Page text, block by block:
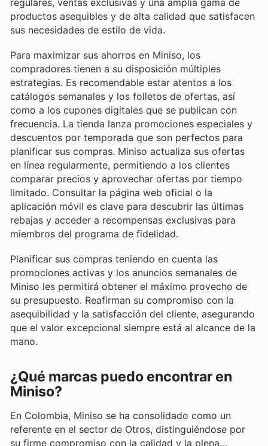
productos asequibles y de alta calidad que satisfacen
sus necesidades de estilo de vida.
Para maximizar sus ahorros en Miniso, los
compradores tienen a su disposición múltiples
estrategias. Es recomendable estar atentos a los
catálogos semanales y los folletos de ofertas, así
como a los cupones digitales que se publican con
frecuencia. La tienda lanza promociones especiales y
descuentos por temporada que son perfectos para
planificar sus compras. Miniso actualiza sus ofertas
en línea regularmente, permitiendo a los clientes
comparar precios y aprovechar ofertas por tiempo
limitado. Consultar la página web oficial o la
aplicación móvil es clave para descubrir las últimas
rebajas y acceder a recompensas exclusivas para
miembros del programa de fidelidad.
Planificar sus compras teniendo en cuenta las
promociones activas y los anuncios semanales de
Miniso les permitirá obtener el máximo provecho de
su presupuesto. Reafirman su compromiso con la
asequibilidad y la satisfacción del cliente, asegurando
que el valor excepcional siempre está al alcance de la
mano.
¿Qué marcas puedo encontrar en
Miniso?
En Colombia, Miniso se ha consolidado como un
referente en el sector de Otros, distinguiéndose por
su firme compromiso con la calidad y la plena